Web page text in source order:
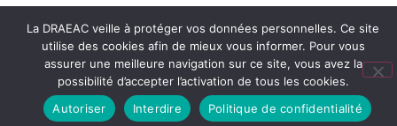
La DRAEAC veille à protéger vos données personnelles. Ce site
utilise des cookies afin de mieux vous informer. Pour vous
assurer une meilleure navigation sur ce site, vous avez la
possibilité d’accepter l’activation de tous les cookies.
Autoriser
Interdire Politique de confidentialité